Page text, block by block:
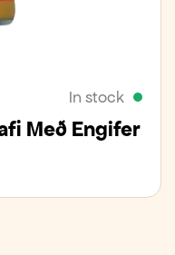
In stock
Með Engifer